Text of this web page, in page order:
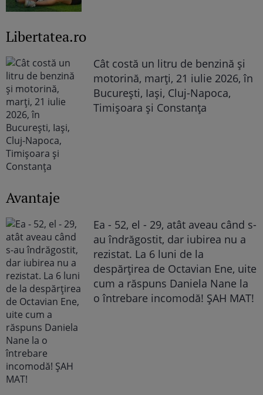
Libertatea.ro
Cât costă un litru de benzină și
motorină, marți, 21 iulie 2026, în
București, Iași, Cluj-Napoca,
Timișoara și Constanța
Avantaje
Ea - 52, el - 29, atât aveau când s-
au îndrăgostit, dar iubirea nu a
rezistat. La 6 luni de la
despărțirea de Octavian Ene, uite
cum a răspuns Daniela Nane la
o întrebare incomodă! ȘAH MAT!